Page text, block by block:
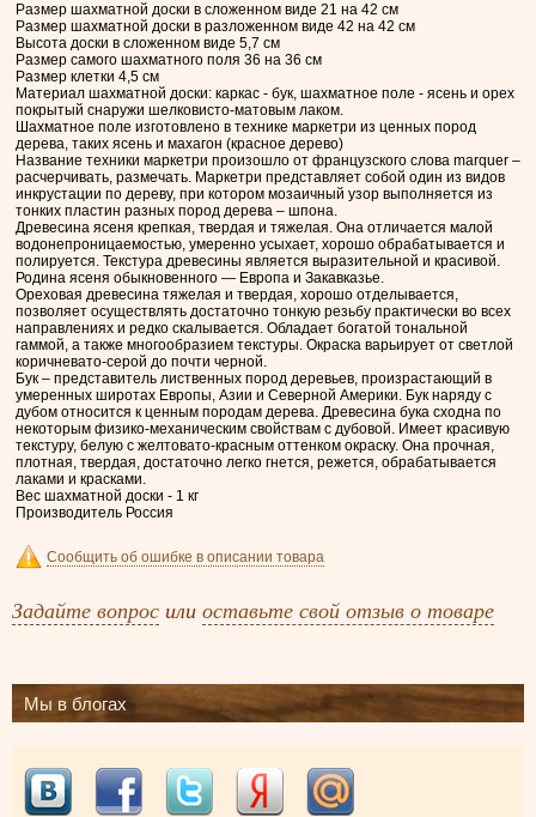
Размер шахматной доски в сложенном виде 21 на 42 см
Размер шахматной доски в разложенном виде 42 на 42 см
Высота доски в сложенном виде 5,7 см
Размер самого шахматного поля 36 на 36 см
Размер клетки 4,5 см
Материал шахматной доски: каркас - бук, шахматное поле - ясень и орех
покрытый снаружи шелковисто-матовым лаком.
Шахматное поле изготовлено в технике маркетри из ценных пород
дерева, таких ясень и махагон (красное дерево)
Название техники маркетри произошло от французского слова marquer –
расчерчивать, размечать. Маркетри представляет собой один из видов
инкрустации по дереву, при котором мозаичный узор выполняется из
тонких пластин разных пород дерева – шпона.
Древесина ясеня крепкая, твердая и тяжелая. Она отличается малой
водонепроницаемостью, умеренно усыхает, хорошо обрабатывается и
полируется. Текстура древесины является выразительной и красивой.
Родина ясеня обыкновенного — Европа и Закавказье.
Ореховая древесина тяжелая и твердая, хорошо отделывается,
позволяет осуществлять достаточно тонкую резьбу практически во всех
направлениях и редко скалывается. Обладает богатой тональной
гаммой, а также многообразием текстуры. Окраска варьирует от светлой
коричневато-серой до почти черной.
Бук – представитель лиственных пород деревьев, произрастающий в
умеренных широтах Европы, Азии и Северной Америки. Бук наряду с
дубом относится к ценным породам дерева. Древесина бука сходна по
некоторым физико-механическим свойствам с дубовой. Имеет красивую
текстуру, белую с желтовато-красным оттенком окраску. Она прочная,
плотная, твердая, достаточно легко гнется, режется, обрабатывается
лаками и красками.
Вес шахматной доски - 1 кг
Производитель Россия
Сообщить об ошибке в описании товара
Задайте вопрос или оставьте свой отзыв о товаре
Мы в блогах